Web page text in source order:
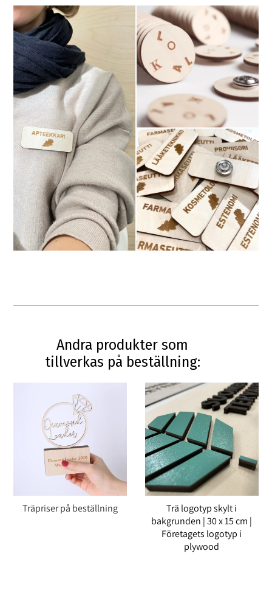
Andra produkter som
tillverkas på beställning:
Trä logotyp skylt i
bakgrunden | 30 x 15 cm |
Företagets logotyp i
plywood
Träpriser på beställning